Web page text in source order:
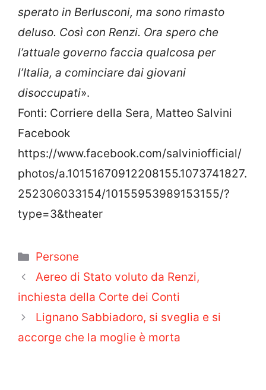
sperato in Berlusconi, ma sono rimasto
deluso. Così con Renzi. Ora spero che
l’attuale governo faccia qualcosa per
l’Italia, a cominciare dai giovani
disoccupati».
Fonti: Corriere della Sera, Matteo Salvini
Facebook
https://www.facebook.com/salviniofficial/
photos/a.10151670912208155.1073741827.
252306033154/10155953989153155/?
type=3&theater
Categorie
Persone
Aereo di Stato voluto da Renzi,
inchiesta della Corte dei Conti
Lignano Sabbiadoro, si sveglia e si
accorge che la moglie è morta